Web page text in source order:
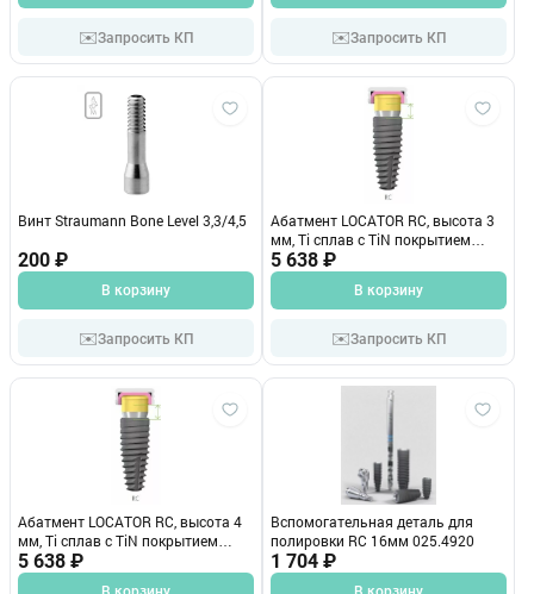
✉️Запросить КП ✉️Запросить КП
Винт Straumann Bone Level 3,3/4,5
200 ₽
В корзину
✉️Запросить КП
Абатмент LOCATOR RC, высота 3
мм, Ti сплав с TiN покрытием
022.4503
5 638 ₽
В корзину
✉️Запросить КП
Абатмент LOCATOR RC, высота 4
мм, Ti сплав с TiN покрытием
022.4504
5 638 ₽
Вспомогательная деталь для
полировки RC 16мм 025.4920
1 704 ₽